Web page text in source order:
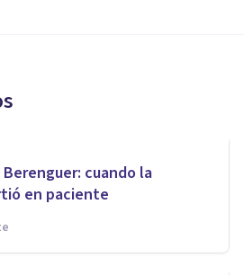
cuando la
en paciente